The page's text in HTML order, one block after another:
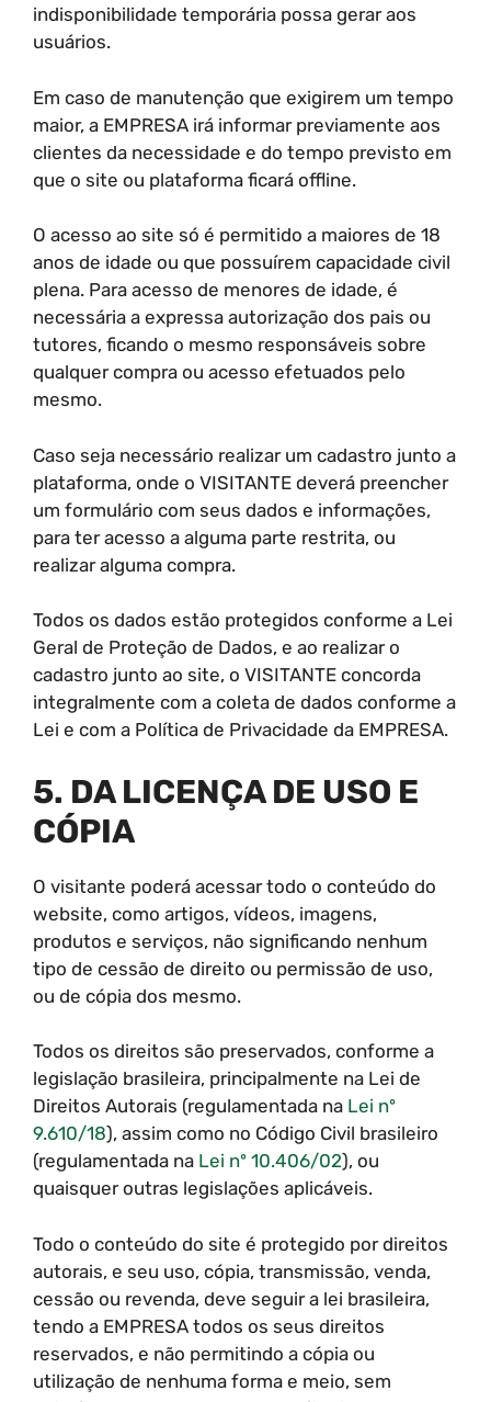
indisponibilidade temporária possa gerar aos
usuários.
Em caso de manutenção que exigirem um tempo
maior, a EMPRESA irá informar previamente aos
clientes da necessidade e do tempo previsto em
que o site ou plataforma ficará offline.
O acesso ao site só é permitido a maiores de 18
anos de idade ou que possuírem capacidade civil
plena. Para acesso de menores de idade, é
necessária a expressa autorização dos pais ou
tutores, ficando o mesmo responsáveis sobre
qualquer compra ou acesso efetuados pelo
mesmo.
Caso seja necessário realizar um cadastro junto a
plataforma, onde o VISITANTE deverá preencher
um formulário com seus dados e informações,
para ter acesso a alguma parte restrita, ou
realizar alguma compra.
Todos os dados estão protegidos conforme a Lei
Geral de Proteção de Dados, e ao realizar o
cadastro junto ao site, o VISITANTE concorda
integralmente com a coleta de dados conforme a
Lei e com a Política de Privacidade da EMPRESA.
5. DA LICENÇA DE USO E
CÓPIA
O visitante poderá acessar todo o conteúdo do
website, como artigos, vídeos, imagens,
produtos e serviços, não significando nenhum
tipo de cessão de direito ou permissão de uso,
ou de cópia dos mesmo.
Todos os direitos são preservados, conforme a
legislação brasileira, principalmente na Lei de
Direitos Autorais (regulamentada na Lei nº
9.610/18), assim como no Código Civil brasileiro
(regulamentada na Lei nº 10.406/02), ou
quaisquer outras legislações aplicáveis.
Todo o conteúdo do site é protegido por direitos
autorais, e seu uso, cópia, transmissão, venda,
cessão ou revenda, deve seguir a lei brasileira,
tendo a EMPRESA todos os seus direitos
reservados, e não permitindo a cópia ou
utilização de nenhuma forma e meio, sem